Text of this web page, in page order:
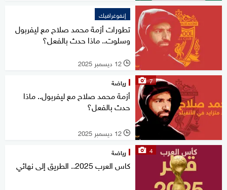
إنفوغرافيك
تطورات أزمة محمد صلاح مع ليفربول
وسلوت.. ماذا حدث بالفعل؟
l 12 ديسمبر 2025
7 رياضة
أزمة محمد صلاح مع ليفربول.. ماذا
حدث بالفعل؟
l 12 ديسمبر 2025
4 رياضة
كاس العرب 2025.. الطريق إلى نهائي